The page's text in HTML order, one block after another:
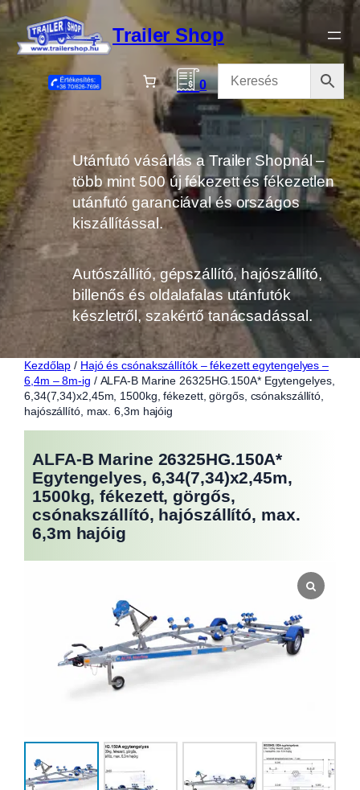
Ugrás
tartalomhoz
Trailer Shop
0
Utánfutó vásárlás a Trailer Shopnál –
több mint 500 új fékezett és fékezetlen
utánfutó garanciával és országos
kiszállítással.
Autószállító, gépszállító, hajószállító,
billenős és oldalafalas utánfutók
készletről, szakértő tanácsadással.
Kezdőlap / Hajó és csónakszállítók – fékezett egytengelyes –
6,4m – 8m-ig / ALFA-B Marine 26325HG.150A* Egytengelyes,
6,34(7,34)x2,45m, 1500kg, fékezett, görgős, csónakszállító,
hajószállító, max. 6,3m hajóig
ALFA-B Marine 26325HG.150A*
Egytengelyes, 6,34(7,34)x2,45m,
1500kg, fékezett, görgős,
csónakszállító, hajószállító, max.
6,3m hajóig